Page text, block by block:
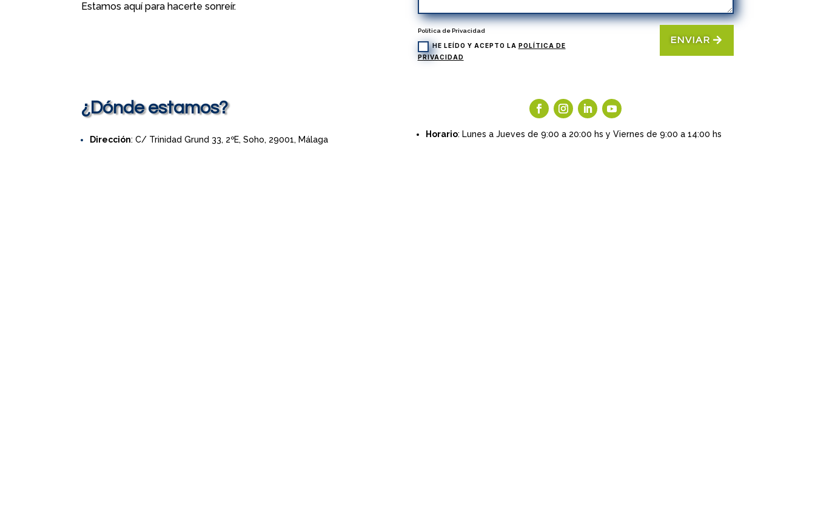
Estamos aquí para hacerte sonreír.
Política de Privacidad
HE LEÍDO Y ACEPTO LA POLÍTICA DE
PRIVACIDAD
ENVIAR
¿Dónde estamos?
Dirección: C/ Trinidad Grund 33, 2ºE, Soho, 29001, Málaga
Horario: Lunes a Jueves de 9:00 a 20:00 hs y Viernes de 9:00 a 14:00 hs